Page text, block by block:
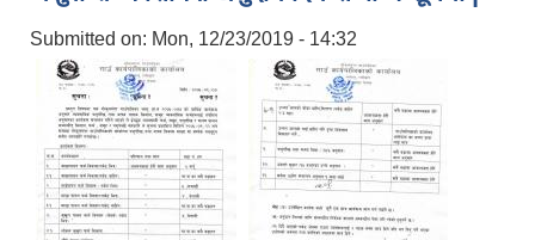
Submitted on: Mon, 12/23/2019 - 14:32